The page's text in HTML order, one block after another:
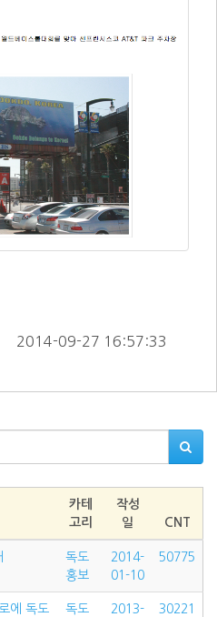
        2014-09-27 16:57:33
카테
고리
작성
일
CNT
독도
홍보
2014-
01-10
50775
에 독도
독도
2013-
30221